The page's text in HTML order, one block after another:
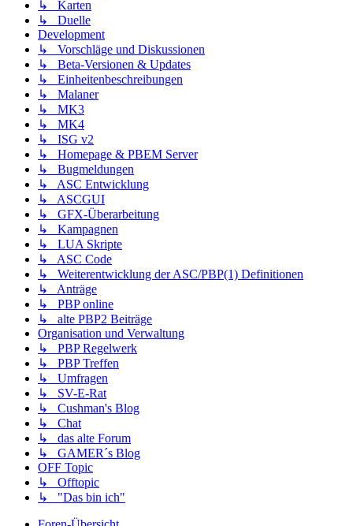
↳ Karten
↳ Duelle
Development
↳ Vorschläge und Diskussionen
↳ Beta-Versionen & Updates
↳ Einheitenbeschreibungen
↳ Malaner
↳ MK3
↳ MK4
↳ ISG v2
↳ Homepage & PBEM Server
↳ Bugmeldungen
↳ ASC Entwicklung
↳ ASCGUI
↳ GFX-Überarbeitung
↳ Kampagnen
↳ LUA Skripte
↳ ASC Code
↳ Weiterentwicklung der ASC/PBP(1) Definitionen
↳ Anträge
↳ PBP online
↳ alte PBP2 Beiträge
Organisation und Verwaltung
↳ PBP Regelwerk
↳ PBP Treffen
↳ Umfragen
↳ SV-E-Rat
↳ Cushman's Blog
↳ Chat
↳ das alte Forum
↳ GAMER´s Blog
OFF Topic
↳ Offtopic
↳ "Das bin ich"